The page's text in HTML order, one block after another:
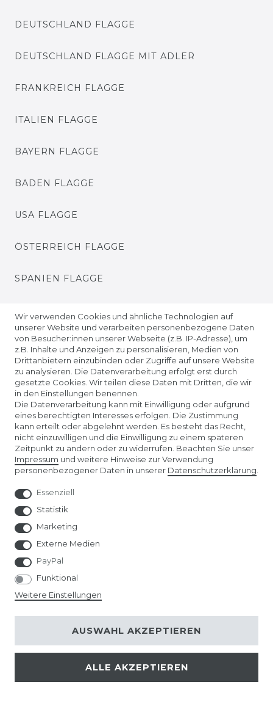
DEUTSCHLAND FLAGGE
DEUTSCHLAND FLAGGE MIT ADLER
FRANKREICH FLAGGE
ITALIEN FLAGGE
BAYERN FLAGGE
BADEN FLAGGE
USA FLAGGE
ÖSTERREICH FLAGGE
SPANIEN FLAGGE
EUROPA FLAGGE
Unser Affiliate-Programm bei ADCELL
Wir verwenden Cookies und ähnliche Technologien auf
unserer Website und verarbeiten personenbezogene Daten
von Besucher:innen unserer Webseite (z.B. IP-Adresse), um
z.B. Inhalte und Anzeigen zu personalisieren, Medien von
Drittanbietern einzubinden oder Zugriffe auf unsere Website
zu analysieren. Die Datenverarbeitung erfolgt erst durch
gesetzte Cookies. Wir teilen diese Daten mit Dritten, die wir
in den Einstellungen benennen.
Die Datenverarbeitung kann mit Einwilligung oder aufgrund
eines berechtigten Interesses erfolgen. Die Zustimmung
kann erteilt oder abgelehnt werden. Es besteht das Recht,
nicht einzuwilligen und die Einwilligung zu einem späteren
Zeitpunkt zu ändern oder zu widerrufen. Beachten Sie unser
Impressum und weitere Hinweise zur Verwendung
personenbezogener Daten in unserer Daten­schutz­erklärung
Essenziell
Statistik
Marketing
Externe Medien
PayPal
Funktional
Weitere Einstellungen
ALLE AKZEPTIEREN
AUSWAHL AKZEPTIEREN